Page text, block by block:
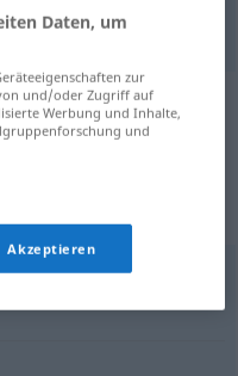
Quellen
Redaktion
Daten, um
zur
und/oder Zugriff auf
Werbung und Inhalte,
und
Akzeptieren